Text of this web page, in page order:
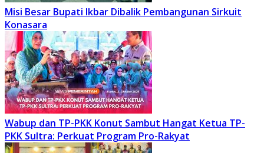
Misi Besar Bupati Ikbar Dibalik Pembangunan Sirkuit
Konasara
Wabup dan TP-PKK Konut Sambut Hangat Ketua TP-
PKK Sultra: Perkuat Program Pro-Rakyat